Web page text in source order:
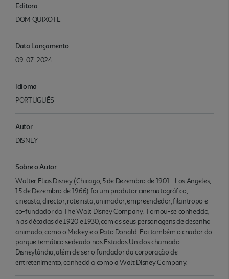
Editora
DOM QUIXOTE
Data Lançamento
09-07-2024
Idioma
PORTUGUÊS
Autor
DISNEY
Sobre o Autor
Walter Elias Disney (Chicago, 5 de Dezembro de 1901 - Los Angeles,
15 de Dezembro de 1966) foi um produtor cinematográfico,
cineasta, director, roteirista, animador, empreendedor, filantropo e
co-fundador da The Walt Disney Company. Tornou-se conhecido,
n as décadas de 1920 e 1930, com os seus personagens de desenho
animado, como o Mickey e o Pato Donald. Foi também o criador do
parque temático sedeado nos Estados Unidos chamado
Disneylândia, além de ser o fundador da corporação de
entretenimento, conhecid a como a Walt Disney Company.